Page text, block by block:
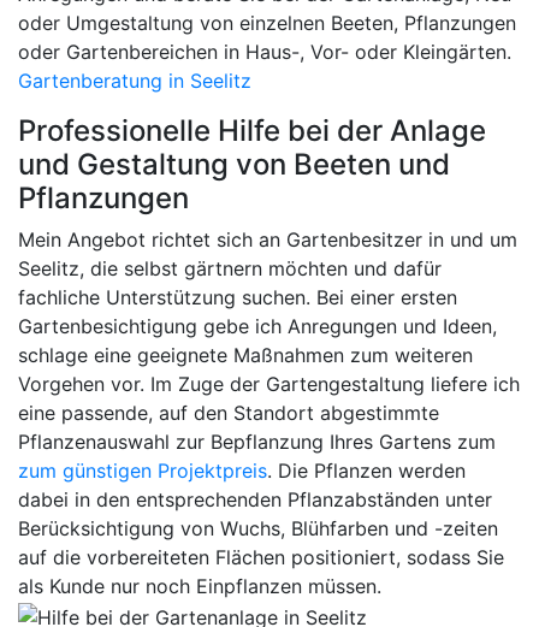
oder Umgestaltung von einzelnen Beeten, Pflanzungen
oder Gartenbereichen in Haus-, Vor- oder Kleingärten.
Gartenberatung in Seelitz
Professionelle Hilfe bei der Anlage
und Gestaltung von Beeten und
Pflanzungen
Mein Angebot richtet sich an Gartenbesitzer in und um
Seelitz, die selbst gärtnern möchten und dafür
fachliche Unterstützung suchen. Bei einer ersten
Gartenbesichtigung gebe ich Anregungen und Ideen,
schlage eine geeignete Maßnahmen zum weiteren
Vorgehen vor. Im Zuge der Gartengestaltung liefere ich
eine passende, auf den Standort abgestimmte
Pflanzenauswahl zur Bepflanzung Ihres Gartens zum
zum günstigen Projektpreis. Die Pflanzen werden
dabei in den entsprechenden Pflanzabständen unter
Berücksichtigung von Wuchs, Blühfarben und -zeiten
auf die vorbereiteten Flächen positioniert, sodass Sie
als Kunde nur noch Einpflanzen müssen.